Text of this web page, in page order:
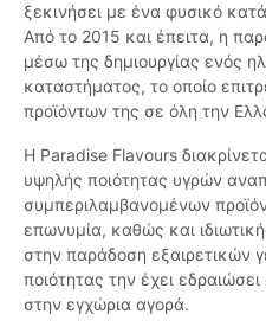
ξεκινήσει με ένα φυσικό
Από το 2015 και έπειτα, η
μέσω της δημιουργίας ενός
καταστήματος, το οποίο
προϊόντων της σε όλη την
Η Paradise Flavours
υψηλής ποιότητας υγρών
συμπεριλαμβανομένων
επωνυμία, καθώς και
στην παράδοση εξαιρετικών
ποιότητας την έχει
στην εγχώρια αγορά.